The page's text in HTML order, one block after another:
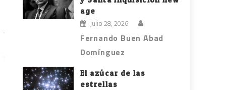
age
julio 28, 2026
Fernando Buen Abad
Domínguez
El azúcar de las
estrellas